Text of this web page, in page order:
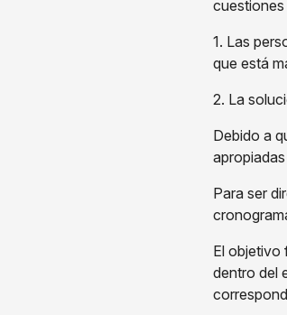
1. Las
que está
2. La
Debido a
Para ser
El objetivo
dentro del